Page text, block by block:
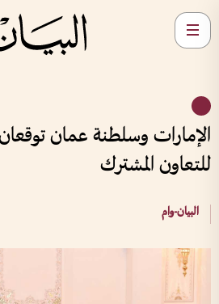
للتعاون المشترك
البيان-وام